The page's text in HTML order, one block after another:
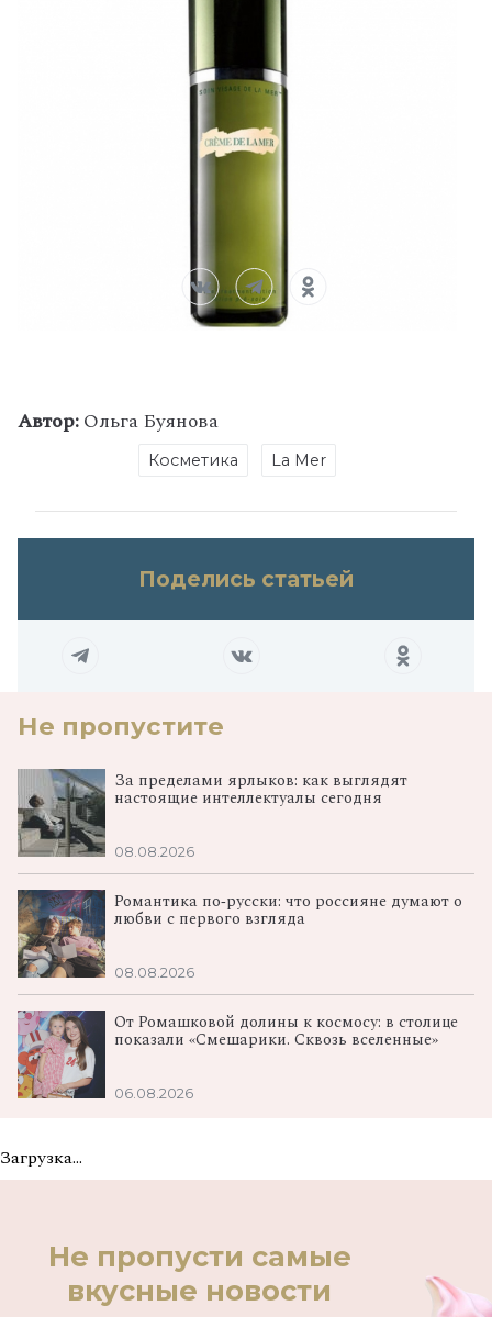
Автор:Ольга Буянова
Косметика La Mer
Поделись статьей
Не пропустите
За пределами ярлыков: как выглядят
настоящие интеллектуалы сегодня
08.08.2026
Романтика по‑русски: что россияне думают о
любви с первого взгляда
08.08.2026
От Ромашковой долины к космосу: в столице
показали «Смешарики. Сквозь вселенные»
06.08.2026
Загрузка...
Не пропусти самые
вкусные новости